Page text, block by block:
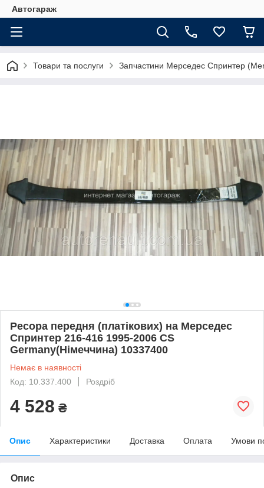
Автогараж
Товари та послуги Запчастини Мерседес Спринтер
Ресора передня (платікових) на Мерседес
Спринтер 216-416 1995-2006 CS
Germany(Німеччина) 10337400
Немає в наявності
Код: 10.337.400
Роздріб
4 528 ₴
Опис Характеристики Доставка Оплата Умови
Опис